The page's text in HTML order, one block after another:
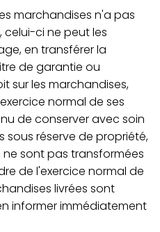
marchandises n'a pas
ci ne peut les
en transférer la
de garantie ou
sur les marchandises,
normal de ses
de conserver avec soin
sous réserve de propriété,
sont pas transformées
de l'exercice normal de
livrées sont
informer immédiatement